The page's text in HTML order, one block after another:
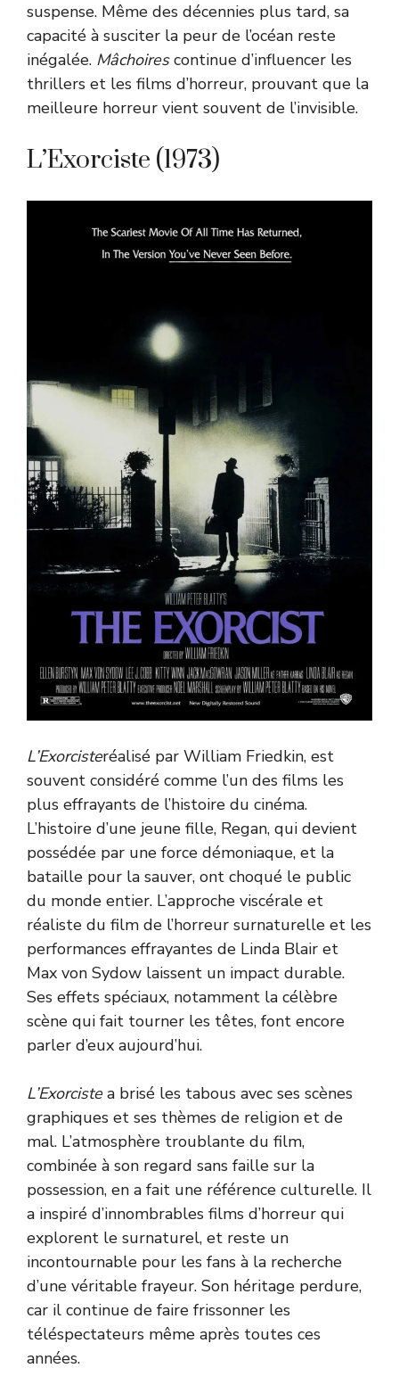
suspense. Même des décennies plus tard, sa
capacité à susciter la peur de l’océan reste
inégalée. Mâchoirescontinue d’influencer les
thrillers et les films d’horreur, prouvant que la
meilleure horreur vient souvent de l’invisible.
L’Exorciste (1973)
L’Exorcisteréalisé par William Friedkin, est
souvent considéré comme l’un des films les
plus effrayants de l’histoire du cinéma.
L’histoire d’une jeune fille, Regan, qui devient
possédée par une force démoniaque, et la
bataille pour la sauver, ont choqué le public
du monde entier. L’approche viscérale et
réaliste du film de l’horreur surnaturelle et les
performances effrayantes de Linda Blair et
Max von Sydow laissent un impact durable.
Ses effets spéciaux, notamment la célèbre
scène qui fait tourner les têtes, font encore
parler d’eux aujourd’hui.
L’Exorcistea brisé les tabous avec ses scènes
graphiques et ses thèmes de religion et de
mal. L’atmosphère troublante du film,
combinée à son regard sans faille sur la
possession, en a fait une référence culturelle. Il
a inspiré d’innombrables films d’horreur qui
explorent le surnaturel, et reste un
incontournable pour les fans à la recherche
d’une véritable frayeur. Son héritage perdure,
car il continue de faire frissonner les
téléspectateurs même après toutes ces
années.